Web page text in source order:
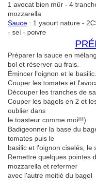
1 avocat bien mûr - 4
mozzarella
Sauce : 1 yaourt nature -
- sel - poivre
Préparer la sauce en
bol et réserver au frais.
Émincer l'oignon et le basilic.
Couper les tomates et
Découper les tranches de
Couper les bagels en 2 et
oublier dans
le toasteur comme moi!!!)
Badigeonner la base du
tomates puis le
basilic et l'oignon ciselés, le
Remettre quelques pointes
mozzarella et refermer
avec l'autre moitié du bagel